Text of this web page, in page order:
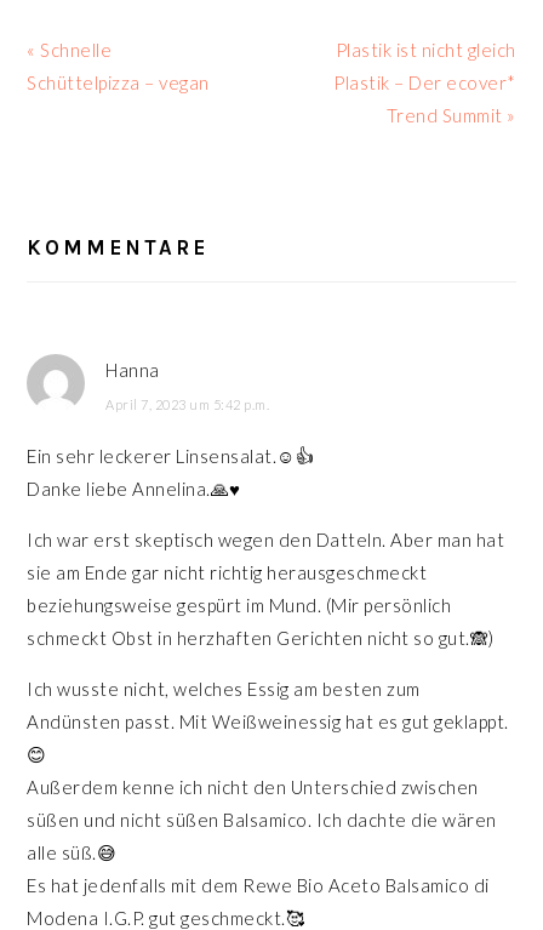
Vorheriger
Beitrag:
« Schnelle
Schüttelpizza – vegan
Nächster
Beitrag:
Plastik ist nicht gleich
Plastik – Der ecover*
Trend Summit »
INTERAKTIONEN
KOMMENTARE
Hanna
April 7, 2023 um 5:42 p.m.
Ein sehr leckerer Linsensalat.☺️👍
Danke liebe Annelina.🙏♥️
Ich war erst skeptisch wegen den Datteln. Aber man hat
sie am Ende gar nicht richtig herausgeschmeckt
beziehungsweise gespürt im Mund. (Mir persönlich
schmeckt Obst in herzhaften Gerichten nicht so gut.🙈)
Ich wusste nicht, welches Essig am besten zum
Andünsten passt. Mit Weißweinessig hat es gut geklappt.
😊
Außerdem kenne ich nicht den Unterschied zwischen
süßen und nicht süßen Balsamico. Ich dachte die wären
alle süß.😅
Es hat jedenfalls mit dem Rewe Bio Aceto Balsamico di
Modena I.G.P. gut geschmeckt.🥰